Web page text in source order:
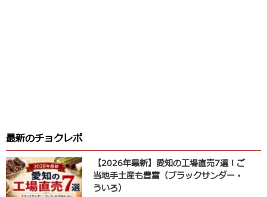
最新のチョクレポ
【2026年最新】愛知の工場直売7選！ご
当地手土産も豊富（ブラックサンダー・
ういろ）